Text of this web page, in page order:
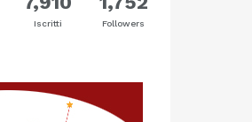
Iscritti Followers